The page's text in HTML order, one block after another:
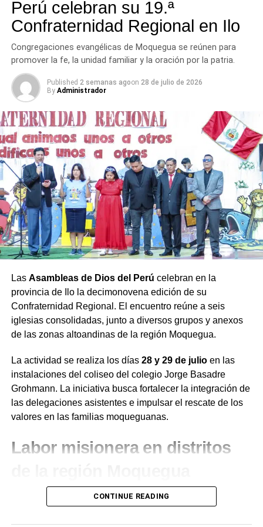
Perú celebran su 19.ª
Confraternidad Regional en Ilo
Congregaciones evangélicas de Moquegua se reúnen para
promover la fe, la unidad familiar y la oración por la patria.
Published 2 semanas agoon 28 de julio de 2026
By Administrador
Las Asambleas de Dios del Perú celebran en la
provincia de Ilo la decimonovena edición de su
Confraternidad Regional. El encuentro reúne a seis
iglesias consolidadas, junto a diversos grupos y anexos
de las zonas altoandinas de la región Moquegua.
La actividad se realiza los días 28 y 29 de julioen las
instalaciones del coliseo del colegio Jorge Basadre
Grohmann. La iniciativa busca fortalecer la integración de
las delegaciones asistentes e impulsar el rescate de los
valores en las familias moqueguanas.
Labor misionera en distritos
Durante el desarrollo de la jornada, el presidente de la
institución en la región Moquegua,Juan de Dios
Ramírez, destacó la labor de evangelización que
CONTINUE READING